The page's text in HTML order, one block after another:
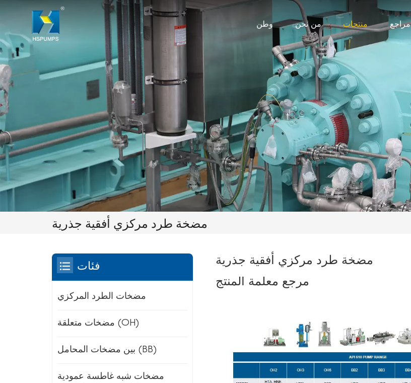
وطن من نحن منتجات مراجع
مضخة طرد مركزي أفقية جذرية
مضخة طرد مركزي أفقية جذرية
مرجع معلمة المنتج
فئات
مضخات الطرد المركزي
مضخات متعلقة (OH)
بين مضخات المحامل (BB)
مضخات شبه غاطسة عمودية